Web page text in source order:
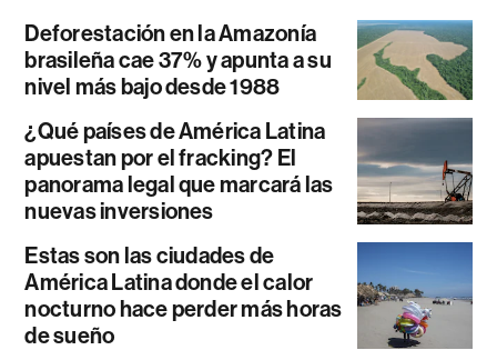
Deforestación en la Amazonía
brasileña cae 37% y apunta a su
nivel más bajo desde 1988
¿Qué países de América Latina
apuestan por el fracking? El
panorama legal que marcará las
nuevas inversiones
Estas son las ciudades de
América Latina donde el calor
nocturno hace perder más horas
de sueño